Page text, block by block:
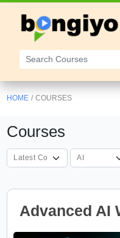
HOME / COURSES
Courses
Advanced AI
High-